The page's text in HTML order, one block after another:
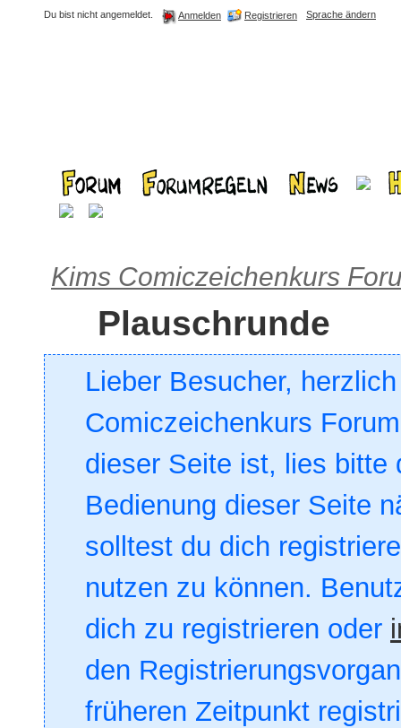
Du bist nicht angemeldet. Anmelden Registrieren Sprache ändern
Kims Comiczeichenkurs
Plauschrunde
Lieber Besucher,
Comiczeichenkurs
dieser Seite ist, lies bitte
Bedienung dieser Seite
solltest du dich
nutzen zu können.
dich zu registrieren oder
den
früheren Zeitpunkt